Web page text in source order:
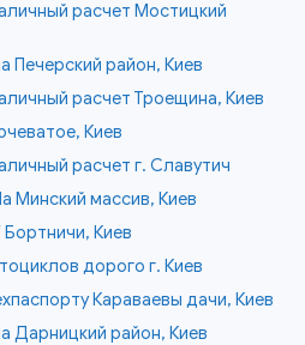
расчет Мостицкий
Печерский район, Киев
расчет Троещина, Киев
Киев
расчет г. Славутич
Минский массив, Киев
Киев
дорого г. Киев
Караваевы дачи, Киев
Дарницкий район, Киев